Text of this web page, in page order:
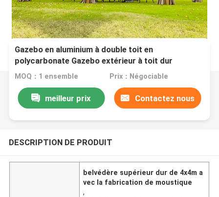
Gazebo en aluminium à double toit en
polycarbonate Gazebo extérieur à toit dur
MOQ：1 ensemble Prix：Négociable
meilleur prix Contactez nous
DESCRIPTION DE PRODUIT
belvédère supérieur dur de 4x4m a
vec la fabrication de moustique
,